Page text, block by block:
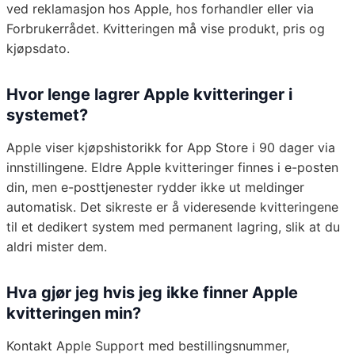
ved reklamasjon hos Apple, hos forhandler eller via
Forbrukerrådet. Kvitteringen må vise produkt, pris og
kjøpsdato.
Hvor lenge lagrer Apple kvitteringer i
systemet?
Apple viser kjøpshistorikk for App Store i 90 dager via
innstillingene. Eldre Apple kvitteringer finnes i e-posten
din, men e-posttjenester rydder ikke ut meldinger
automatisk. Det sikreste er å videresende kvitteringene
til et dedikert system med permanent lagring, slik at du
aldri mister dem.
Hva gjør jeg hvis jeg ikke finner Apple
kvitteringen min?
Kontakt Apple Support med bestillingsnummer,